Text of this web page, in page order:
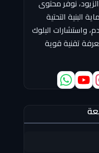
نوفر محتوى
البنية التحتية
واستشارات البلوك
تقنية قوية